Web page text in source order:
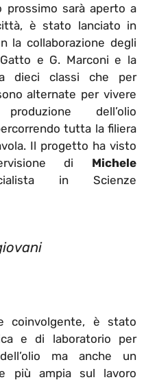
prossimo sarà aperto a
è stato lanciato in
la collaborazione degli
e G. Marconi e la
dieci classi che per
alternate per vivere
dell’olio
tutta la filiera
Il progetto ha visto
di Michele
in Scienze
coinvolgente, è stato
e di laboratorio per
ma anche un
più ampia sul lavoro